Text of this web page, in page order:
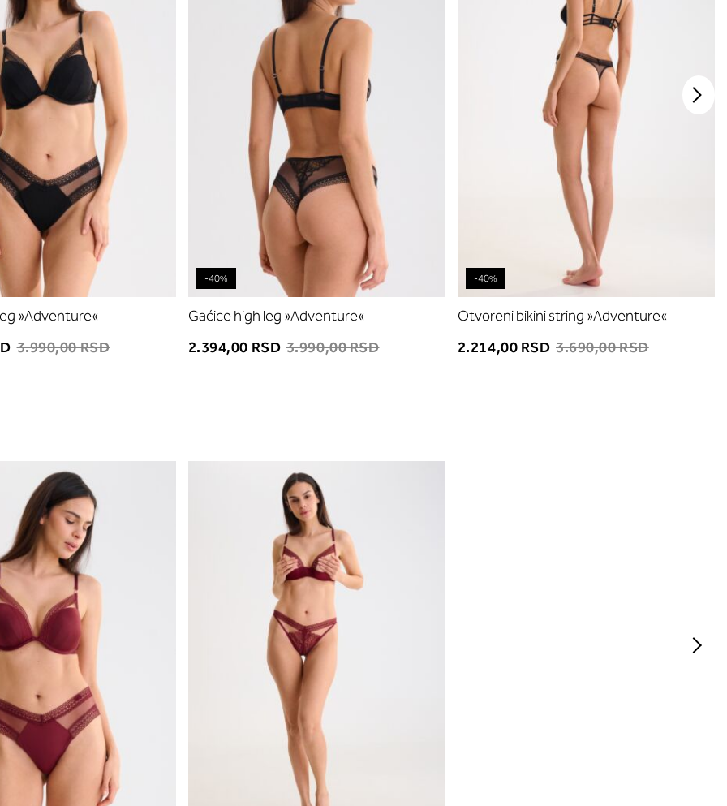
»Adventure«
3.990,00 RSD
-40%
Gaćice high leg »Adventure«
2.394,00 RSD 3.990,00 RSD
-40%
Otvoreni bikini string »Adventure«
2.214,00 RSD 3.690,00 RSD